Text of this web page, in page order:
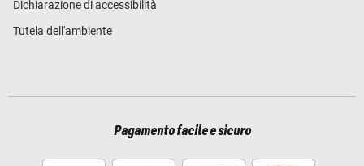
Dichiarazione di accessibilità
Tutela dell'ambiente
Pagamento facile e sicuro